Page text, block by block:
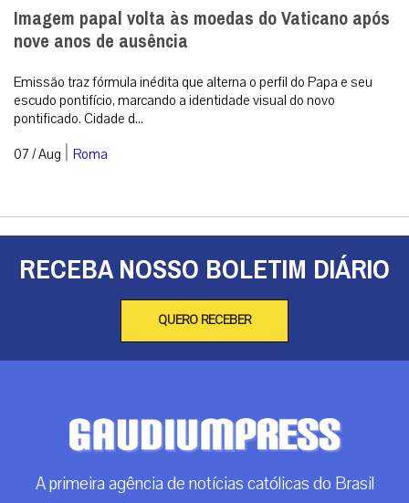
Imagem papal volta às moedas do Vaticano após
nove anos de ausência
Emissão traz fórmula inédita que alterna o perfil do Papa e seu
escudo pontifício, marcando a identidade visual do novo
pontificado. Cidade d...
07 / Aug | Roma
RECEBA NOSSO BOLETIM DIÁRIO
QUERO RECEBER
A primeira agência de notícias católicas do Brasil